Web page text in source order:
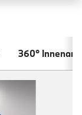
360°